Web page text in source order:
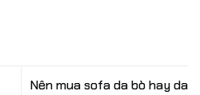
Nên mua sofa da bò hay da